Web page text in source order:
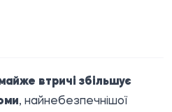
втричі збільшує
, найнебезпечнішої